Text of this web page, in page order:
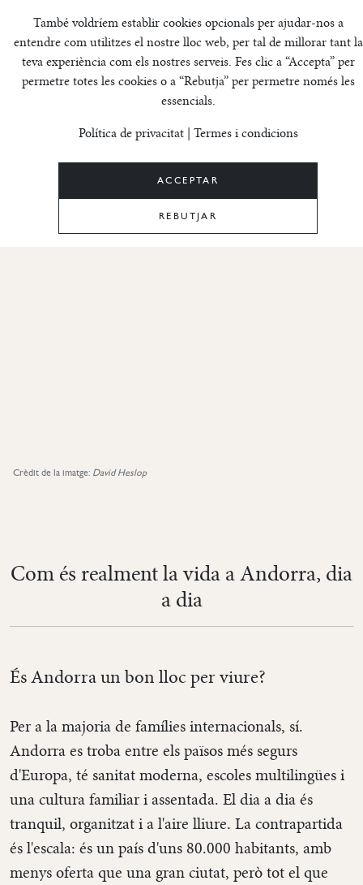
Configuració de galetes
També voldríem establir cookies opcionals per ajudar-nos a
entendre com utilitzes el nostre lloc web, per tal de millorar tant la
teva experiència com els nostres serveis. Fes clic a “Accepta” per
permetre totes les cookies o a “Rebutja” per permetre només les
essencials.
Política de privacitat| Termes i condicions
ACCEPTAR
REBUTJAR
Viure a Andorra
Crèdit de la imatge: David Heslop
Com és realment la vida a Andorra, dia
a dia
És Andorra un bon lloc per viure?
Per a la majoria de famílies internacionals, sí.
Andorra es troba entre els països més segurs
d'Europa, té sanitat moderna, escoles multilingües i
una cultura familiar i assentada. El dia a dia és
tranquil, organitzat i a l'aire lliure. La contrapartida
és l'escala: és un país d'uns 80.000 habitants, amb
menys oferta que una gran ciutat, però tot el que